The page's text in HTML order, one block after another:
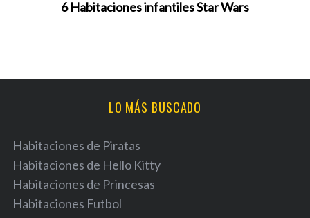
6 Habitaciones infantiles Star Wars
LO MÁS BUSCADO
Habitaciones de Piratas
Habitaciones de Hello Kitty
Habitaciones de Princesas
Habitaciones Futbol